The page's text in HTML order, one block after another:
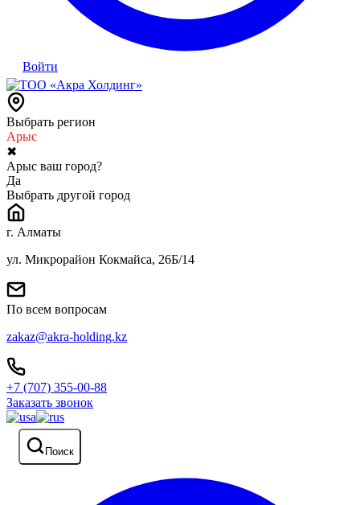
Войти
Выбрать регион
Арыс
✖
Арыс ваш город?
Да
Выбрать другой город
г. Алматы
ул. Микрорайон Кокмайса, 26Б/14
По всем вопросам
zakaz@akra-holding.kz
+7 (707) 355-00-88
Заказать звонок
Поиск